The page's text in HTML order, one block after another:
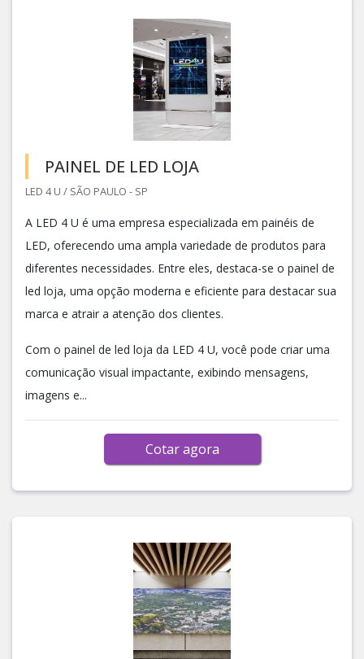
PAINEL DE LED LOJA
LED 4 U / SÃO PAULO - SP
A LED 4 U é uma empresa especializada em painéis de
LED, oferecendo uma ampla variedade de produtos para
diferentes necessidades. Entre eles, destaca-se o painel de
led loja, uma opção moderna e eficiente para destacar sua
marca e atrair a atenção dos clientes.
Com o painel de led loja da LED 4 U, você pode criar uma
comunicação visual impactante, exibindo mensagens,
imagens e...
Cotar agora